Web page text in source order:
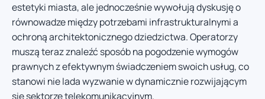
estetyki miasta, ale jednocześnie wywołują dyskusję o
równowadze między potrzebami infrastrukturalnymi a
ochroną architektonicznego dziedzictwa. Operatorzy
muszą teraz znaleźć sposób na pogodzenie wymogów
prawnych z efektywnym świadczeniem swoich usług, co
stanowi nie lada wyzwanie w dynamicznie rozwijającym
się sektorze telekomunikacyjnym.